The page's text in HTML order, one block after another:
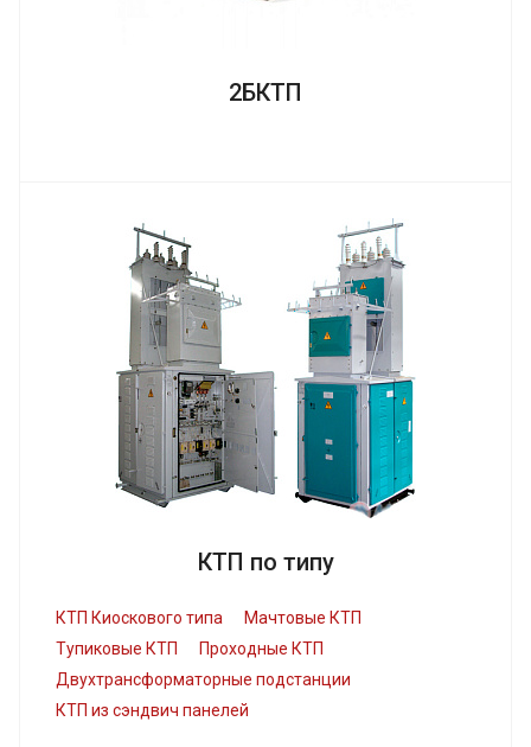
2БКТП
КТП по типу
КТП Киоскового типа
Мачтовые КТП
Тупиковые КТП
Проходные КТП
Двухтрансформаторные подстанции
КТП из сэндвич панелей